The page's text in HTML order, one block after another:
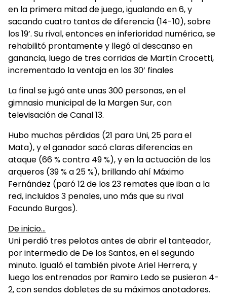
en la primera mitad de juego, igualando en 6, y
sacando cuatro tantos de diferencia (14-10), sobre
los 19’. Su rival, entonces en inferioridad numérica, se
rehabilitó prontamente y llegó al descanso en
ganancia, luego de tres corridas de Martín Crocetti,
incrementado la ventaja en los 30’ finales
La final se jugó ante unas 300 personas, en el
gimnasio municipal de la Margen Sur, con
televisación de Canal 13.
Hubo muchas pérdidas (21 para Uni, 25 para el
Mata), y el ganador sacó claras diferencias en
ataque (66 % contra 49 %), y en la actuación de los
arqueros (39 % a 25 %), brillando ahí Máximo
Fernández (paró 12 de los 23 remates que iban a la
red, incluidos 3 penales, uno más que su rival
Facundo Burgos).
De inicio…
Uni perdió tres pelotas antes de abrir el tanteador,
por intermedio de De los Santos, en el segundo
minuto. Igualó el también pivote Ariel Herrera, y
luego los entrenados por Ramiro Ledo se pusieron 4-
2, con sendos dobletes de su máximos anotadores.